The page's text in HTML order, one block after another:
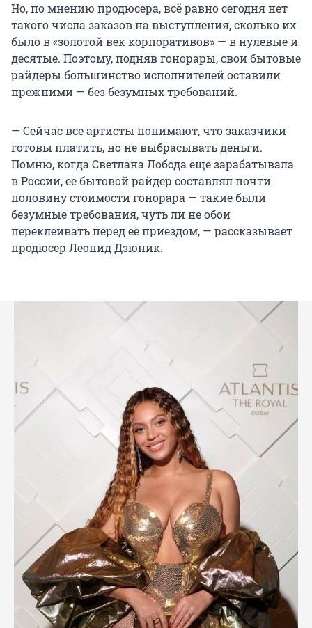
Но, по мнению продюсера, всё равно сегодня нет
такого числа заказов на выступления, сколько их
было в «золотой век корпоративов» — в нулевые и
десятые. Поэтому, подняв гонорары, свои бытовые
райдеры большинство исполнителей оставили
прежними — без безумных требований.
— Сейчас все артисты понимают, что заказчики
готовы платить, но не выбрасывать деньги.
Помню, когда Светлана Лобода еще зарабатывала
в России, ее бытовой райдер составлял почти
половину стоимости гонорара — такие были
безумные требования, чуть ли не обои
переклеивать перед ее приездом, — рассказывает
продюсер Леонид Дзюник.